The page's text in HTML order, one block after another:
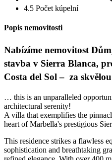
4.5 Počet kúpelní
Popis nemovitosti
Nabízíme nemovitost
stavba v Sierra Blanca,
Costa del Sol – za
… this is an unparalleled
architectural serenity!
A villa that exemplifies the
heart of Marbella's prestigious
This residence strikes a flawless
sophistication and breathtaking